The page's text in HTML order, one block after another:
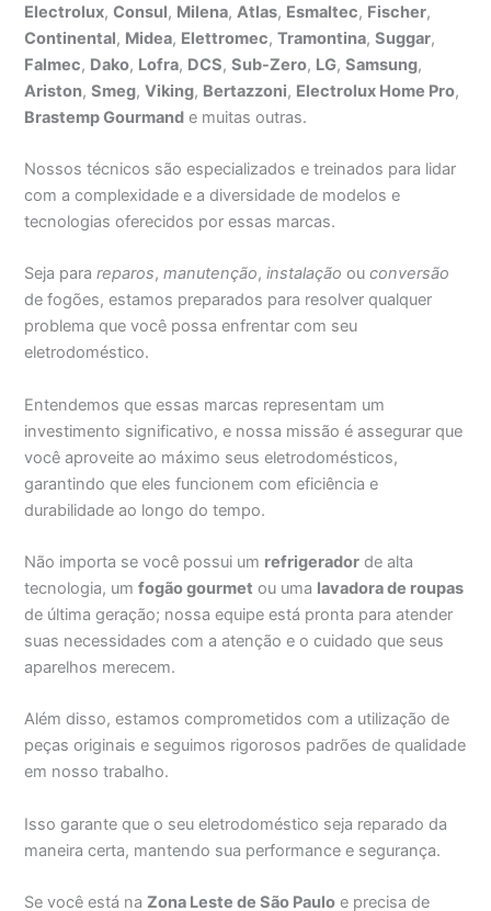
Electrolux,Consul, Milena,Atlas, Esmaltec, Fischer,
Continental, Midea, Elettromec,Tramontina,Suggar,
Falmec, Dako, Lofra, DCS,Sub-Zero, LG,Samsung,
Ariston,Smeg,Viking, Bertazzoni, Electrolux Home Pro,
Brastemp Gourmand e muitas outras.
Nossos técnicos são especializados e treinados para lidar
com a complexidade e a diversidade de modelos e
tecnologias oferecidos por essas marcas.
Seja parareparos,manutenção,instalação ouconversão
de fogões, estamos preparados para resolver qualquer
problema que você possa enfrentar com seu
eletrodoméstico.
Entendemos que essas marcas representam um
investimento significativo, e nossa missão é assegurar que
você aproveite ao máximo seus eletrodomésticos,
garantindo que eles funcionem com eficiência e
durabilidade ao longo do tempo.
Não importa se você possui um refrigerador de alta
tecnologia, umfogão gourmet ou uma lavadora de roupas
de última geração; nossa equipe está pronta para atender
suas necessidades com a atenção e o cuidado que seus
aparelhos merecem.
Além disso, estamos comprometidos com a utilização de
peças originais e seguimos rigorosos padrões de qualidade
em nosso trabalho.
Isso garante que o seu eletrodoméstico seja reparado da
maneira certa, mantendo sua performance e segurança.
Se você está naZona Leste de São Paulo e precisa de